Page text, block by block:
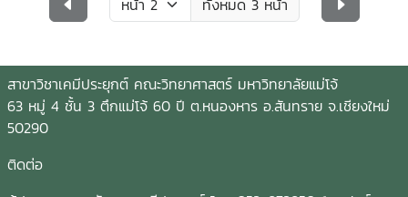
ทั้งหมด 3 หน้า
สาขาวิชาเคมีประยุกต์ คณะวิทยาศาสตร์ มหาวิทยาลัยแม่โจ้
63 หมู่ 4 ชั้น 3 ตึกแม่โจ้ 60 ปี ต.หนองหาร อ.สันทราย จ.เชียงใหม่
50290
ติดต่อ